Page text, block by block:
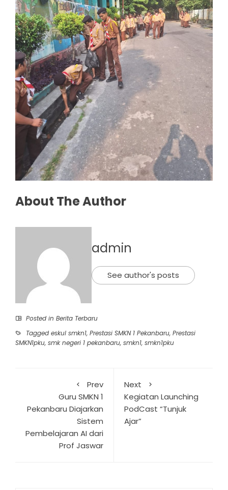
About The Author
admin
See author's posts
Posted in Berita Terbaru
Tagged eskul smkn1, Prestasi SMKN 1 Pekanbaru, Prestasi
SMKN1pku, smk negeri 1 pekanbaru, smkn1, smkn1pku
Prev
Guru SMKN 1
Pekanbaru Diajarkan
Sistem
Pembelajaran AI dari
Prof Jaswar
Next
Kegiatan Launching
PodCast “Tunjuk
Ajar”